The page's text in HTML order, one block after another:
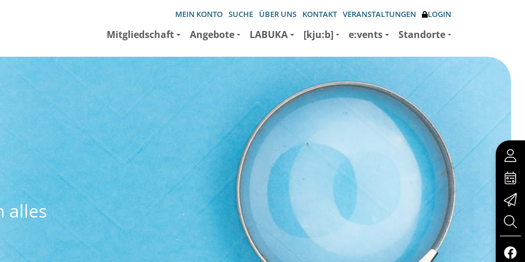
MEIN KONTO SUCHE ÜBER UNS KONTAKT VERANSTALTUNGEN LOGIN
Mitgliedschaft Angebote LABUKA [kju:b] e:vents Standorte
alles